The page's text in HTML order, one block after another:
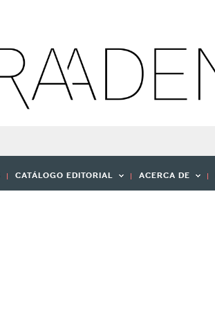
CATÁLOGO EDITORIAL ACERCA DE